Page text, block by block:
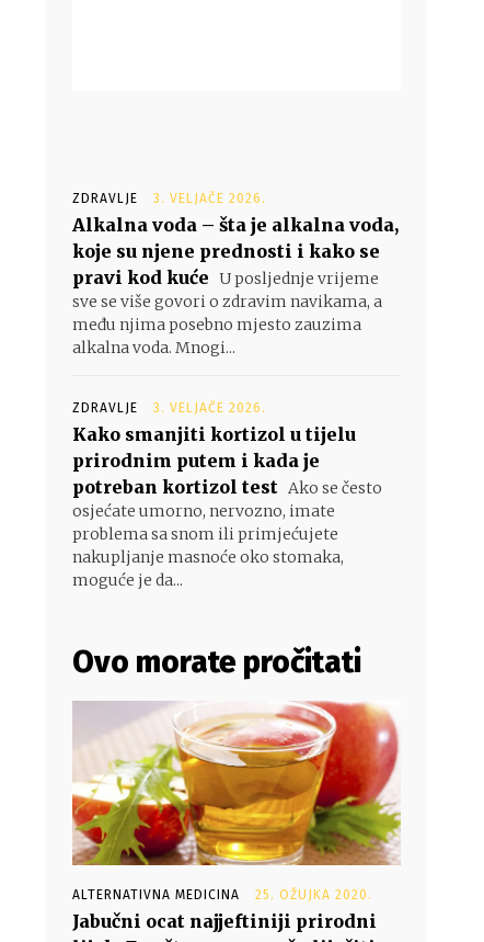
ZDRAVLJE 3. VELJAČE 2026.
Alkalna voda – šta je alkalna voda,
koje su njene prednosti i kako se
pravi kod kuće U posljednje vrijeme
sve se više govori o zdravim navikama, a
među njima posebno mjesto zauzima
alkalna voda. Mnogi...
ZDRAVLJE 3. VELJAČE 2026.
Kako smanjiti kortizol u tijelu
prirodnim putem i kada je
potreban kortizol test Ako se često
osjećate umorno, nervozno, imate
problema sa snom ili primjećujete
nakupljanje masnoće oko stomaka,
moguće je da...
Ovo morate pročitati
ALTERNATIVNA MEDICINA 25. OŽUJKA 2020.
Jabučni ocat najjeftiniji prirodni